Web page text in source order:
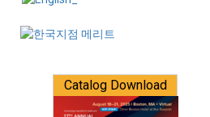
Catalog Download